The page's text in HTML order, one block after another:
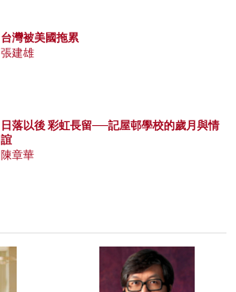
台灣被美國拖累
張建雄
日落以後 彩虹長留──記屋邨學校的歲月與情
誼
陳章華